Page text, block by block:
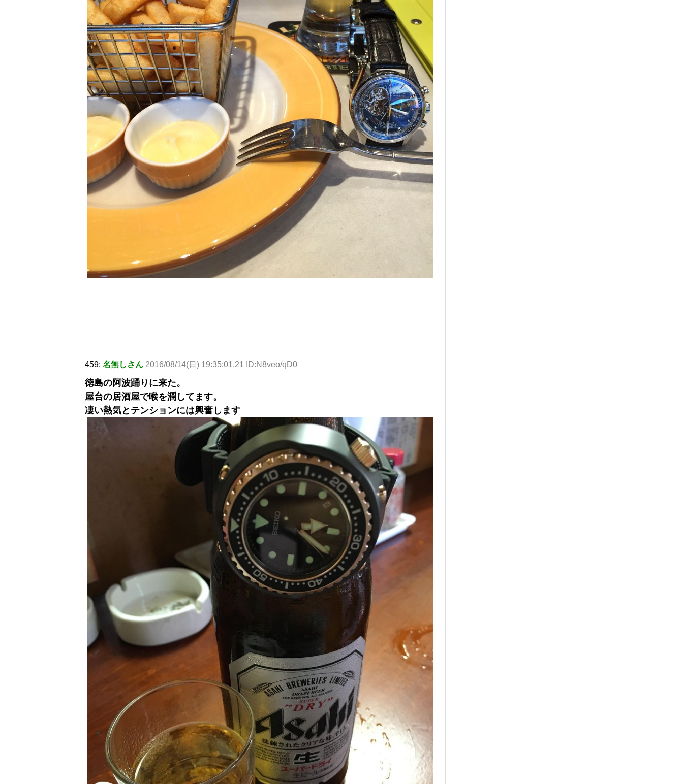
459: 名無しさん 2016/08/14(日) 19:35:01.21 ID:N8veo/qD0
徳島の阿波踊りに来た。
屋台の居酒屋で喉を潤してます。
凄い熱気とテンションには興奮します